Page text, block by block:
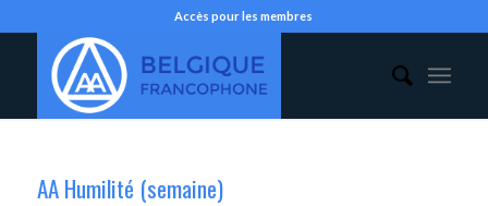
Accès pour les membres
AA Humilité (semaine)